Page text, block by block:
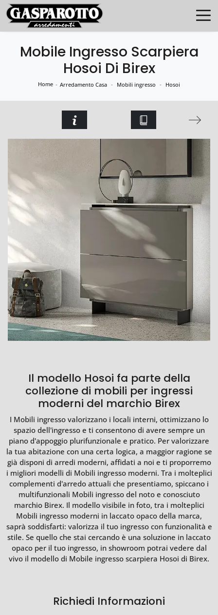
Mobile Ingresso Scarpiera
Hosoi Di Birex
Home - Arredamento Casa - Mobili ingresso - Hosoi
Il modello Hosoi fa parte della
collezione di mobili per ingressi
moderni del marchio Birex
I Mobili ingresso valorizzano i locali interni, ottimizzano lo
spazio dell'ingresso e ti consentono di avere sempre un
piano d'appoggio plurifunzionale e pratico. Per valorizzare
la tua abitazione con una certa logica, a maggior ragione se
già disponi di arredi moderni, affidati a noi e ti proporremo
i migliori modelli di Mobili ingresso moderni. Tra i molteplici
complementi d'arredo attuali che presentiamo, spiccano i
multifunzionali Mobili ingresso del noto e conosciuto
marchio Birex. Il modello visibile in foto, tra i molteplici
Mobili ingresso moderni in laccato opaco della marca,
saprà soddisfarti: valorizza il tuo ingresso con funzionalità e
stile. Se quello che stai cercando è una soluzione in laccato
opaco per il tuo ingresso, in showroom potrai vedere dal
vivo il modello di Mobile ingresso scarpiera Hosoi di Birex.
Richiedi Informazioni